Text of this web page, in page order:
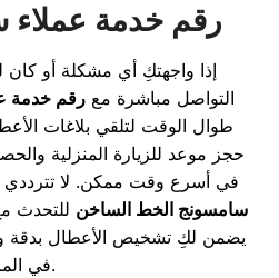
رقم خدمة
إذا واجهتكِ أي مشكلة أو
التواصل مباشرة مع رقم خدمة
طوال الوقت لتلقي بلاغات
حجز موعد للزيارة المنزلية
في أسرع وقت ممكن. لا تترددي
سامسونج الخط الساخن للتحدث
يضمن لكِ تشخيص الأعطال بدقة
في المائة.